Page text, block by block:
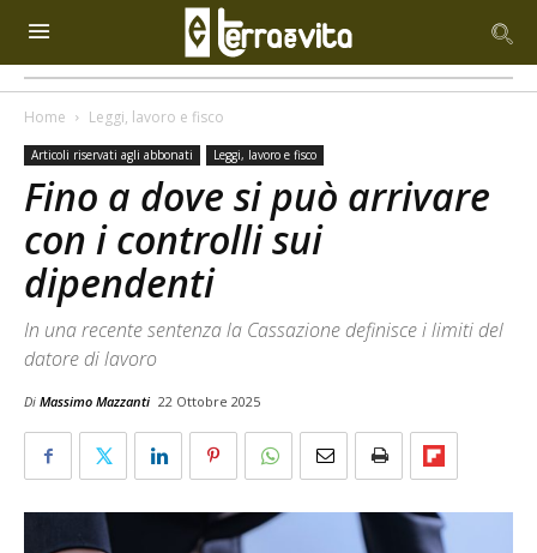
Home Leggi, lavoro e fisco
Articoli riservati agli abbonati Leggi, lavoro e fisco
Fino a dove si può arrivare
con i controlli sui
dipendenti
In una recente sentenza la Cassazione definisce i limiti del
datore di lavoro
Di Massimo Mazzanti 22 Ottobre 2025